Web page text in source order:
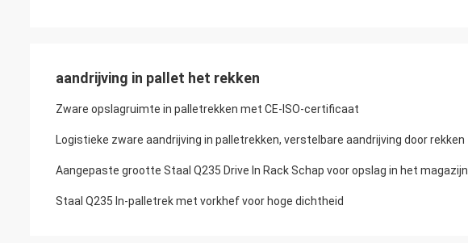
aandrijving in pallet het rekken
Zware opslagruimte in palletrekken met CE-ISO-certificaat
Logistieke zware aandrijving in palletrekken, verstelbare aandrijving door rekken
Aangepaste grootte Staal Q235 Drive In Rack Schap voor opslag in het magazijn
Staal Q235 In-palletrek met vorkhef voor hoge dichtheid